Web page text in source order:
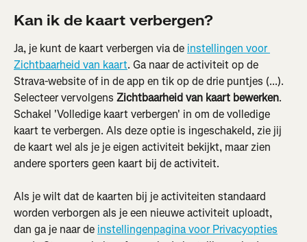
Kan ik de kaart verbergen?
Ja, je kunt de kaart verbergen via de instellingen voor
Zichtbaarheid van kaart. Ga naar de activiteit op de
Strava-website of in de app en tik op de drie puntjes (...).
Selecteer vervolgens Zichtbaarheid van kaart bewerken.
Schakel 'Volledige kaart verbergen' in om de volledige
kaart te verbergen. Als deze optie is ingeschakeld, zie jij
de kaart wel als je je eigen activiteit bekijkt, maar zien
andere sporters geen kaart bij de activiteit.
Als je wilt dat de kaarten bij je activiteiten standaard
worden verborgen als je een nieuwe activiteit uploadt,
dan ga je naar de instellingenpagina voor Privacyopties